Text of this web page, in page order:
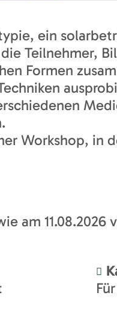
ein
Teilnehmer,
Formen
Workshop, in
am 11.08.2026